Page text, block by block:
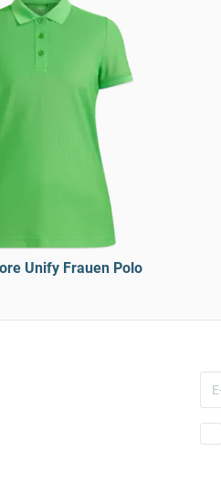
Unify Frauen Polo